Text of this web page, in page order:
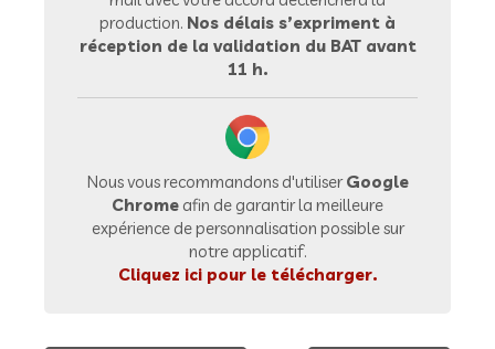
production. Nos délais s’expriment à
réception de la validation du BAT avant
11 h.
Nous vous recommandons d'utiliserGoogle
Chrome afin de garantir la meilleure
expérience de personnalisation possible sur
notre applicatif.
Cliquez ici pour le télécharger.